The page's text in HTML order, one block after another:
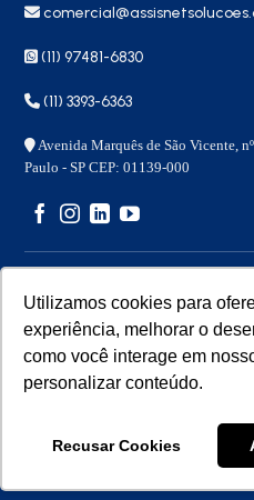
Utilizamos cookies para
experiência, melhorar o
como você interage em
personalizar conteúdo.
Recusar Cookies
(11) 97481-6830
(11) 3393-6363
Avenida Marquês de São Vicente,
Paulo - SP CEP: 01139-000
Copyright 2026 © – Assisnet